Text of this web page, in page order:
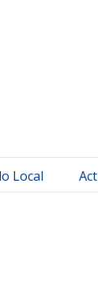
Local